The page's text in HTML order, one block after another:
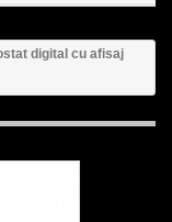
digital cu afisaj